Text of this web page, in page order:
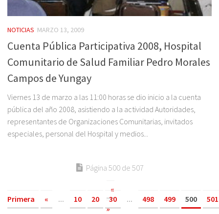
NOTICIAS MARZO 13, 2009
Cuenta Pública Participativa 2008, Hospital
Comunitario de Salud Familiar Pedro Morales
Campos de Yungay
Viernes 13 de marzo a las 11:00 horas se dio inicio a la cuenta
pública del año 2008, asistiendo a la actividad Autoridades,
representantes de Organizaciones Comunitarias, invitados
especiales, personal del Hospital y medios...
Página 500 de 507
«
Primera
« ... 10 20 30 ... 498 499 500
501
»